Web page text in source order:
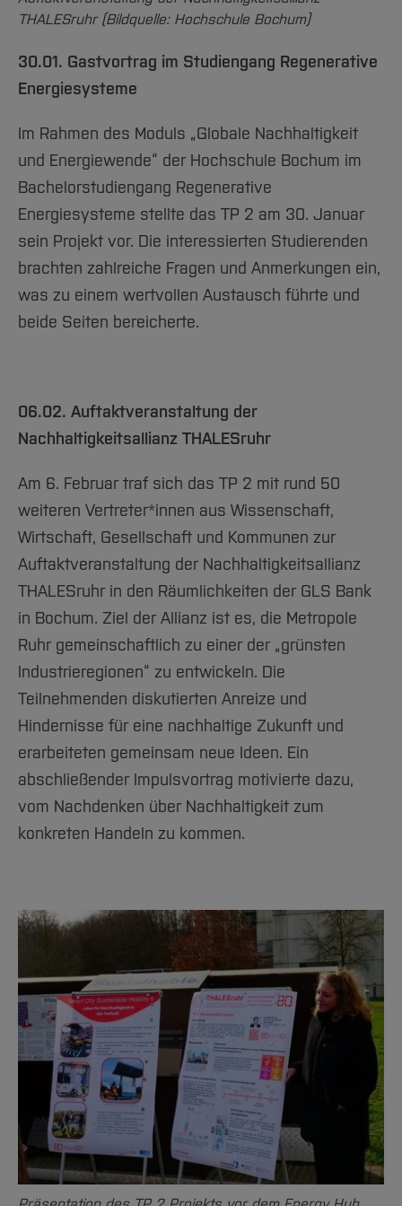
THALESruhr (Bildquelle: Hochschule Bochum)
30.01. Gastvortrag im Studiengang Regenerative
Energiesysteme
Im Rahmen des Moduls „Globale Nachhaltigkeit
und Energiewende“ der Hochschule Bochum im
Bachelorstudiengang Regenerative
Energiesysteme stellte das TP 2 am 30. Januar
sein Projekt vor. Die interessierten Studierenden
brachten zahlreiche Fragen und Anmerkungen ein,
was zu einem wertvollen Austausch führte und
beide Seiten bereicherte.
06.02. Auftaktveranstaltung der
Nachhaltigkeitsallianz THALESruhr
Am 6. Februar traf sich das TP 2 mit rund 50
weiteren Vertreter*innen aus Wissenschaft,
Wirtschaft, Gesellschaft und Kommunen zur
Auftaktveranstaltung der Nachhaltigkeitsallianz
THALESruhr in den Räumlichkeiten der GLS Bank
in Bochum. Ziel der Allianz ist es, die Metropole
Ruhr gemeinschaftlich zu einer der „grünsten
Industrieregionen“ zu entwickeln. Die
Teilnehmenden diskutierten Anreize und
Hindernisse für eine nachhaltige Zukunft und
erarbeiteten gemeinsam neue Ideen. Ein
abschließender Impulsvortrag motivierte dazu,
vom Nachdenken über Nachhaltigkeit zum
konkreten Handeln zu kommen.